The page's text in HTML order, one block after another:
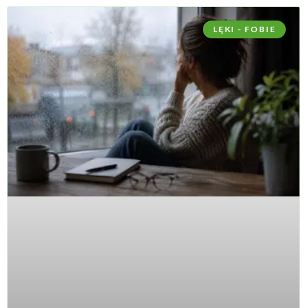
LĘKI - FOBIE